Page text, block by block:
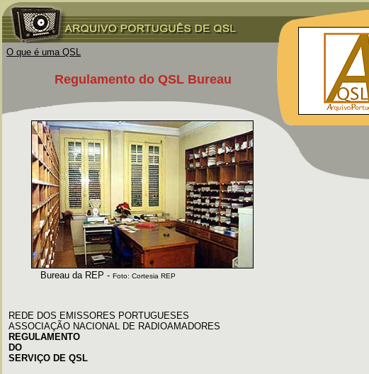
REDE DOS EMISSORES PORTUGUESES
ASSOCIAÇÃO NACIONAL DE RADIOAMADORES
REGULAMENTO
DO
SERVIÇO DE QSL
O que é uma QSL
Regulamento do QSL Bureau
Bureau da REP - Foto: Cortesia REP